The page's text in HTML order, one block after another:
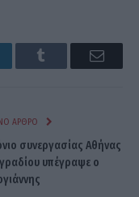
Tumblr Email
ΆΡΘΡΟ
συνεργασίας Αθήνας
υπέγραψε ο